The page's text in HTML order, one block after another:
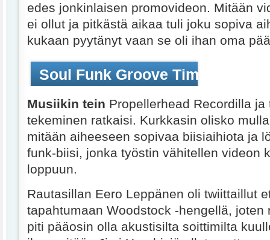
edes jonkinlaisen promovideon. Mitään
ei ollut ja pitkästä aikaa tuli joku sopiva
kukaan pyytänyt vaan se oli ihan oma
Soul Funk Groove Time
Musiikin tein Propellerhead Recordilla
tekeminen ratkaisi. Kurkkasin olisko
mitään aiheeseen sopivaa biisiaihiota ja
funk-biisi, jonka työstin vähitellen videon
loppuun.
Rautasillan Eero Leppänen oli twiittaillut
tapahtumaan Woodstock -hengellä, joten
piti pääosin olla akustisilta soittimilta